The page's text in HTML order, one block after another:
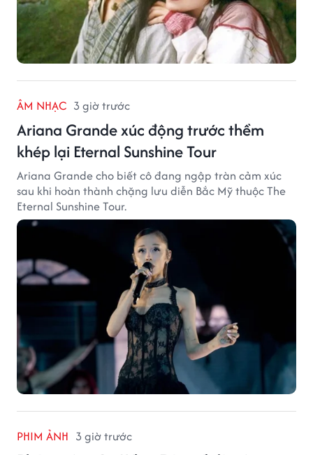
ÂM NHẠC 3 giờ trước
Ariana Grande xúc động trước thềm
khép lại Eternal Sunshine Tour
Ariana Grande cho biết cô đang ngập tràn cảm xúc
sau khi hoàn thành chặng lưu diễn Bắc Mỹ thuộc The
Eternal Sunshine Tour.
PHIM ẢNH 3 giờ trước